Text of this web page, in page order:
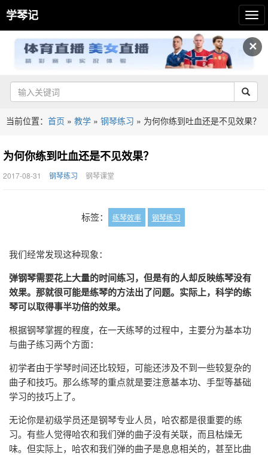
✕
学琴记
当前位置： 首页 » 教学 » 钢琴练习 » 为何你练到吐血还是不见效果？
为何你练到吐血还是不见效果？
2017-08-31 钢琴练习 钢琴课堂
标签： 练琴效率 钢琴练习
我们经常发现这种现象：
弹钢琴需要花上大量的时间练习，但是有的人却反映练琴没有
效果。那就很可能是练琴的方法出了问题。实际上，科学的练
琴可以取得事半功倍的效果。
根据钢琴掌握的程度，在一天练琴的过程中，主要分为基本功
与曲子练习两个方面：
初学者由于学琴时间还比较短，可能还涉及不到一些较复杂的
曲子和技巧。那么练琴的重点就是要注意基本功、手型等基础
学习的技巧上了。
无论你是初级学员还是钢琴专业人员，哈农都是很重要的练
习。有些人觉得哈农和我们弹的曲子没有关联，而且枯燥无
味。但实际上，哈农和我们弹的曲子是息息相关的，甚至比曲